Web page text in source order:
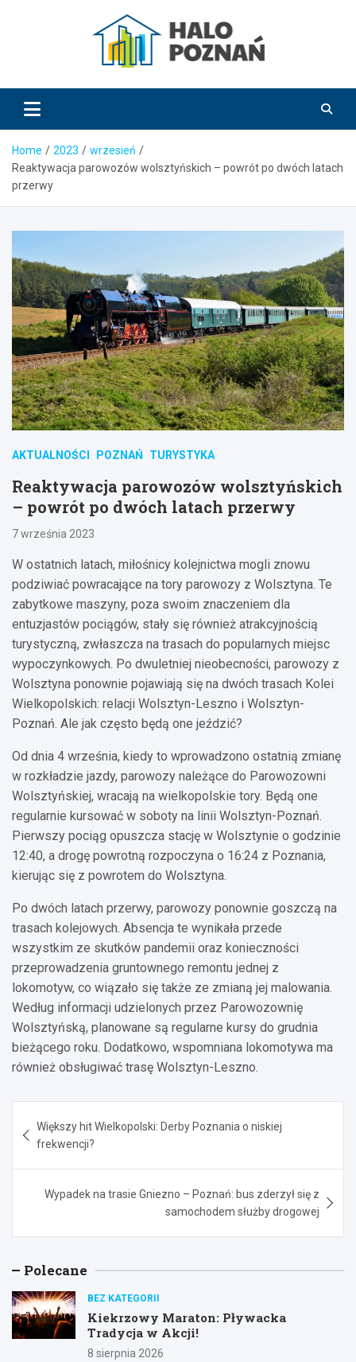
HaloPoznań.pl
Home 2023
wrzesień
Reaktywacja parowozów wolsztyńskich – powrót po dwóch latach
przerwy
AKTUALNOŚCI POZNAŃ TURYSTYKA
Reaktywacja parowozów wolsztyńskich
– powrót po dwóch latach przerwy
7 września 2023
W ostatnich latach, miłośnicy kolejnictwa mogli znowu
podziwiać powracające na tory parowozy z Wolsztyna. Te
zabytkowe maszyny, poza swoim znaczeniem dla
entuzjastów pociągów, stały się również atrakcyjnością
turystyczną, zwłaszcza na trasach do popularnych miejsc
wypoczynkowych. Po dwuletniej nieobecności, parowozy z
Wolsztyna ponownie pojawiają się na dwóch trasach Kolei
Wielkopolskich: relacji Wolsztyn-Leszno i Wolsztyn-
Poznań. Ale jak często będą one jeździć?
Od dnia 4 września, kiedy to wprowadzono ostatnią zmianę
w rozkładzie jazdy, parowozy należące do Parowozowni
Wolsztyńskiej, wracają na wielkopolskie tory. Będą one
regularnie kursować w soboty na linii Wolsztyn-Poznań.
Pierwszy pociąg opuszcza stację w Wolsztynie o godzinie
12:40, a drogę powrotną rozpoczyna o 16:24 z Poznania,
kierując się z powrotem do Wolsztyna.
Po dwóch latach przerwy, parowozy ponownie goszczą na
trasach kolejowych. Absencja te wynikała przede
wszystkim ze skutków pandemii oraz konieczności
przeprowadzenia gruntownego remontu jednej z
lokomotyw, co wiązało się także ze zmianą jej malowania.
Według informacji udzielonych przez Parowozownię
Wolsztyńską, planowane są regularne kursy do grudnia
bieżącego roku. Dodatkowo, wspomniana lokomotywa ma
również obsługiwać trasę Wolsztyn-Leszno.
wpisu
Większy hit Wielkopolski: Derby Poznania o niskiej
frekwencji?
Wypadek na trasie Gniezno – Poznań: bus zderzył się z
samochodem służby drogowej
Polecane
BEZ KATEGORII
Kiekrzowy Maraton: Pływacka
Tradycja w Akcji!
8 sierpnia 2026